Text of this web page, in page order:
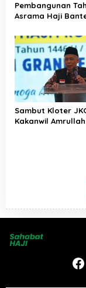
Pembangunan
Asrama Haji
Desember 2025
Sambut Kloter
Kakanwil